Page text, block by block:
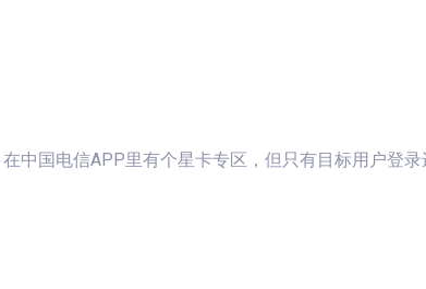
中国电信APP里有个星卡专区，但只有目标用户登录